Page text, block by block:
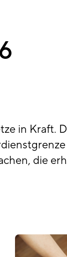
in Kraft.
die